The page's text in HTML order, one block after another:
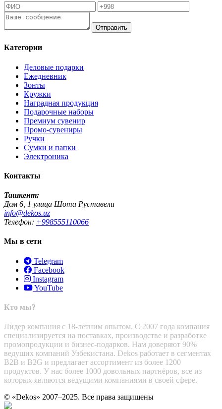
Отправить
Категории
Деловые подарки
Ежедневник
Зонты
Кружки
Наградная продукция
Подарочные наборы
Премиум сувенир
Промо-сувениры
Ручки
Сумки и папки
Электроника
Контакты
Ташкент:
Дом 6, 1 улица Шота Руставели
info@dekos.uz
Телефон: +998555110066
Мы в сети
Telegram
Facebook
Instagram
YouTube
Кто мы?
Лидер компания с 18-летним опытом. С 2007 года компания
специализируется на поставках, производстве и разработке
промопродукции и бизнес-подарков. Нам доверяют 90%
ведущих компаний Узбекистана. Dekos работает в сегментах
B2B и B2G и предлагает ассортимент из более 1200
продуктов. У нас более 1000 довольных партнёров, все из
которых являются ведущими компаниями в своей сфере.
© «Dekos» 2007–2025. Все права защищены